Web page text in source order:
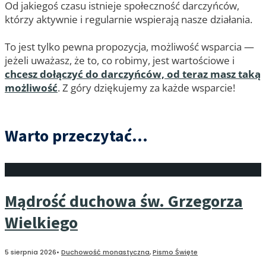
Od jakiegoś czasu istnieje społeczność darczyńców,
którzy aktywnie i regularnie wspierają nasze działania.
To jest tylko pewna propozycja, możliwość wsparcia —
jeżeli uważasz, że to, co robimy, jest wartościowe i
chcesz dołączyć do darczyńców, od teraz masz taką
możliwość. Z góry dziękujemy za każde wsparcie!
Warto przeczytać...
Mądrość duchowa św. Grzegorza
Wielkiego
5 sierpnia 2026• Duchowość monastyczna,Pismo Święte